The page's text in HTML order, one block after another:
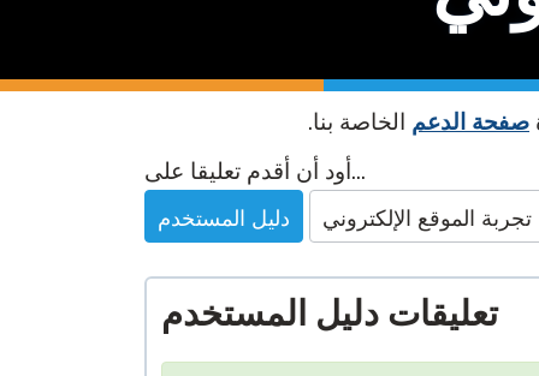
صفحة الدعم الخاصة بنا.
Website
Feedback
أود أن أقدم تعليقا على...
دليل المستخدم تجربة الموقع الإلكتروني
تعليقات دليل المستخدم